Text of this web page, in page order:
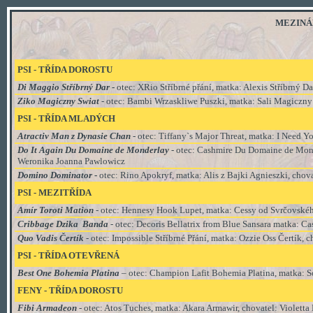
PSI - TŘÍDA DOROSTU
Di Maggio Stříbrný Dar - otec: XRio Stříbrné přání, matka: Alexis Stříbrný
Ziko Magiczny Swiat - otec: Bambi Wrzaskliwe Puszki, matka: Sali
PSI - TŘÍDA MLADÝCH
Atractiv Man z Dynasie Chan - otec: Tiffany`s Major Threat, matka: I Need
Do It Again Du Domaine de Monderlay - otec: Cashmire Du Domaine de
Weronika Joanna Pawlowicz
Domino Dominator - otec: Rino Apokryf, matka: Alis z Bajki Agnieszki,
PSI - MEZITŘÍDA
Amír Toroti Mation - otec: Hennesy Hook Lupet, matka: Cessy od
Cribbage Dzika Banda - otec: Decoris Bellatrix from Blue Sansara matka:
Quo Vadis Čertík - otec: Impossible Stříbrné Přání, matka: Ozzie Oss
PSI - TŘÍDAOTEVŘENÁ
Best One Bohemia Platina – otec: Champion Lafit Bohemia Platina, matka:
FENY - TŘÍDADOROSTU
Fibi Armadeon - otec: Atos Tuches, matka: Akara Armawir, chovatel: